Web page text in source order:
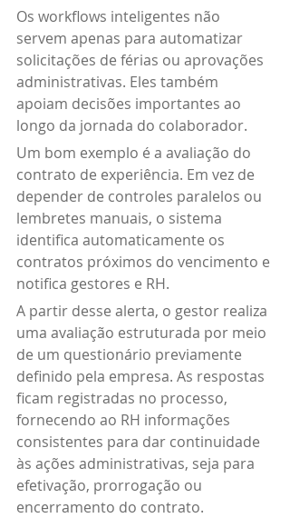
Os workflows inteligentes não
servem apenas para automatizar
solicitações de férias ou aprovações
administrativas. Eles também
apoiam decisões importantes ao
longo da jornada do colaborador.
Um bom exemplo é a avaliação do
contrato de experiência. Em vez de
depender de controles paralelos ou
lembretes manuais, o sistema
identifica automaticamente os
contratos próximos do vencimento e
notifica gestores e RH.
A partir desse alerta, o gestor realiza
uma avaliação estruturada por meio
de um questionário previamente
definido pela empresa. As respostas
ficam registradas no processo,
fornecendo ao RH informações
consistentes para dar continuidade
às ações administrativas, seja para
efetivação, prorrogação ou
encerramento do contrato.